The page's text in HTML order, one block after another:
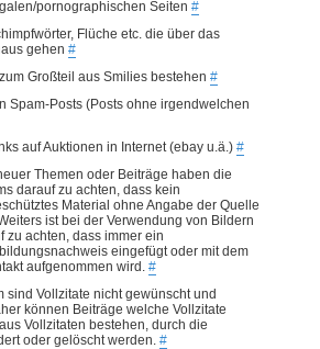
pornographischen Seiten #
Flüche etc. die über das
gehen #
Großteil aus Smilies bestehen #
Spam-Posts (Posts ohne irgendwelchen
auf Auktionen in Internet (ebay u.ä.) #
Themen oder Beiträge haben die
darauf zu achten, dass kein
Material ohne Angabe der Quelle
ist bei der Verwendung von Bildern
zu achten, dass immer ein
eingefügt oder mit dem
aufgenommen wird. #
sind Vollzitate nicht gewünscht und
können Beiträge welche Vollzitate
Vollzitaten bestehen, durch die
oder gelöscht werden. #